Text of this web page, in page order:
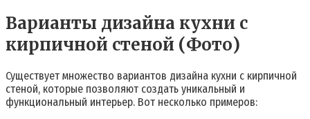
Варианты дизайна кухни с
кирпичной стеной (Фото)
Существует множество вариантов дизайна кухни с кирпичной
стеной, которые позволяют создать уникальный и
функциональный интерьер. Вот несколько примеров: